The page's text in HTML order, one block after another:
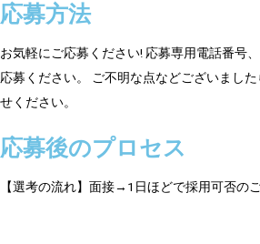
応募方法
お気軽にご応募ください! 応募専用電話番号
応募ください。 ご不明な点などございまし
せください。
応募後のプロセス
【選考の流れ】面接→1日ほどで採用可否の